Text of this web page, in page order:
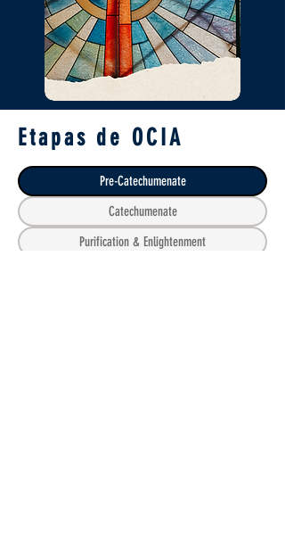
Etapas de OCIA
Pre-Catechumenate
Catechumenate
Purification & Enlightenment